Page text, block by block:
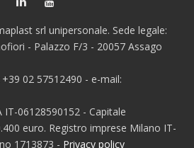
srl unipersonale. Sede legale:
- Palazzo F/3 - 20057 Assago
02 57512490 - e-mail:
IT-06128590152 - Capitale
euro. Registro imprese Milano IT-
1713873 - Privacy policy